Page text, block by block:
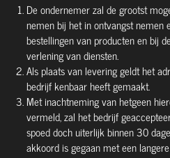
De ondernemer zal de grootst
nemen bij het in ontvangst nemen
bestellingen van producten en bij
verlening van diensten.
Als plaats van levering geldt het
bedrijf kenbaar heeft gemaakt.
Met inachtneming van hetgeen
vermeld, zal het bedrijf
spoed doch uiterlijk binnen 30
akkoord is gegaan met een